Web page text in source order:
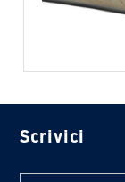
Scrivici